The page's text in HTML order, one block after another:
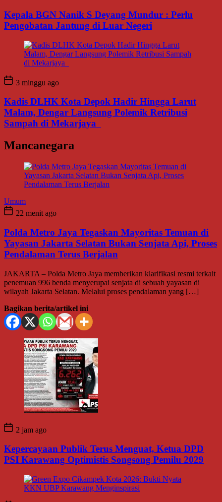
Kepala BGN Nanik S Deyang Mundur : Perlu
Pengobatan Jantung di Luar Negeri
3 minggu ago
Kadis DLHK Kota Depok Hadir Hingga Larut
Malam, Dengar Langsung Polemik Retribusi
Sampah di Mekarjaya
Mancanegara
Umum
22 menit ago
Polda Metro Jaya Tegaskan Mayoritas Temuan di
Yayasan Jakarta Selatan Bukan Senjata Api, Proses
Pendalaman Terus Berjalan
JAKARTA – Polda Metro Jaya memberikan klarifikasi resmi terkait
penemuan 996 benda menyerupai senjata di sebuah yayasan di
wilayah Jakarta Selatan. Melalui proses pendalaman yang […]
Bagikan berita/artikel ini
2 jam ago
Kepercayaan Publik Terus Menguat, Ketua DPD
PSI Karawang Optimistis Songsong Pemilu 2029